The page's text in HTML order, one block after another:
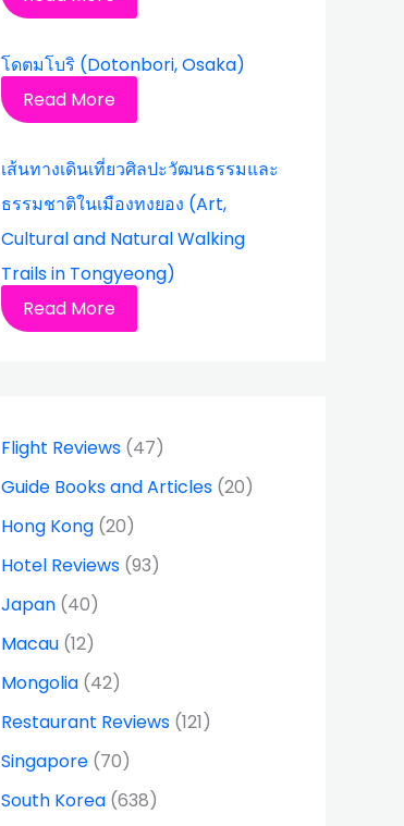
โดตมโบริ (Dotonbori, Osaka)
Read More
เส้นทางเดินเที่ยวศิลปะวัฒนธรรมและ
ธรรมชาติในเมืองทงยอง (Art,
Cultural and Natural Walking
Trails in Tongyeong)
Read More
Flight Reviews (47)
Guide Books and Articles (20)
Hong Kong (20)
Hotel Reviews (93)
Japan (40)
Macau (12)
Mongolia (42)
Restaurant Reviews (121)
Singapore (70)
South Korea (638)